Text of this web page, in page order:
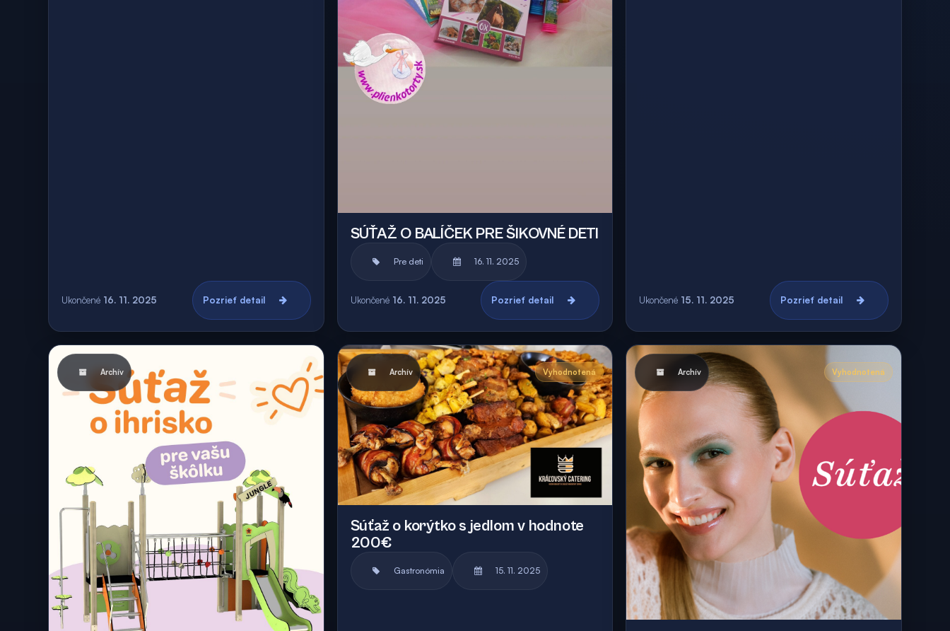
Ukončené 16. 11. 2025 Pozrieť detail
SÚŤAŽ O BALÍČEK PRE ŠIKOVNÉ DETI
Pre deti 16. 11. 2025
Ukončené 16. 11. 2025 Pozrieť detail Ukončené 15. 11. 2025 Pozrieť detail
Archív Archív Vyhodnotená
Súťaž o korýtko s jedlom v hodnote
200€
Gastronómia 15. 11. 2025
Archív Vyhodnotená